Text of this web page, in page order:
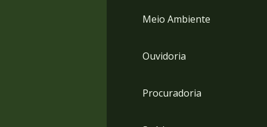
Meio Ambiente
Ouvidoria
Procuradoria